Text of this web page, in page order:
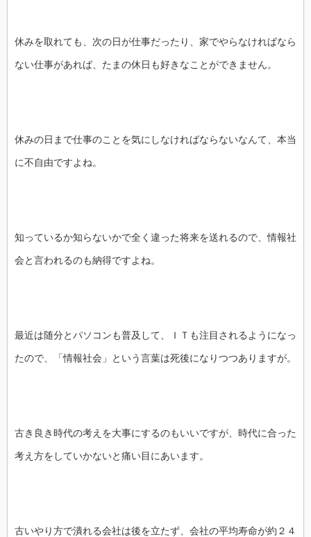
休みを取れても、次の日が仕事だったり、家でやらなければなら
ない仕事があれば、たまの休日も好きなことができません。
休みの日まで仕事のことを気にしなければならないなんて、本当
に不自由ですよね。
知っているか知らないかで全く違った将来を送れるので、情報社
会と言われるのも納得ですよね。
最近は随分とパソコンも普及して、ＩＴも注目されるようになっ
たので、「情報社会」という言葉は死後になりつつありますが。
古き良き時代の考えを大事にするのもいいですが、時代に合った
考え方をしていかないと痛い目にあいます。
古いやり方で潰れる会社は後を立たず、会社の平均寿命が約２４